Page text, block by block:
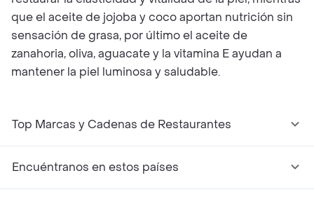
que el aceite de jojoba y coco aportan nutrición sin
sensación de grasa, por último el aceite de
zanahoria, oliva, aguacate y la vitamina E ayudan a
mantener la piel luminosa y saludable.
Top Marcas y Cadenas de Restaurantes
Encuéntranos en estos países